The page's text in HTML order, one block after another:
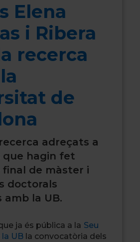
Elena
i Ribera
recerca
de
adreçats a
hagin fet
de màster i
doctorals
amb la UB.
ja és pública a la Seu
UBla convocatòria dels